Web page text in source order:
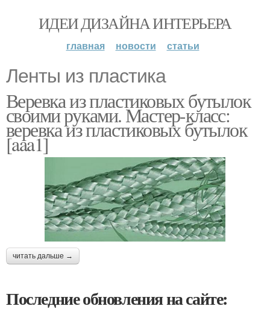
ИДЕИ ДИЗАЙНА ИНТЕРЬЕРА
главная новости статьи
Ленты из пластика
Веревка из пластиковых бутылок
своими руками. Мастер-класс:
веревка из пластиковых бутылок
[aaa1]
читать дальше →
Последние обновления на сайте: